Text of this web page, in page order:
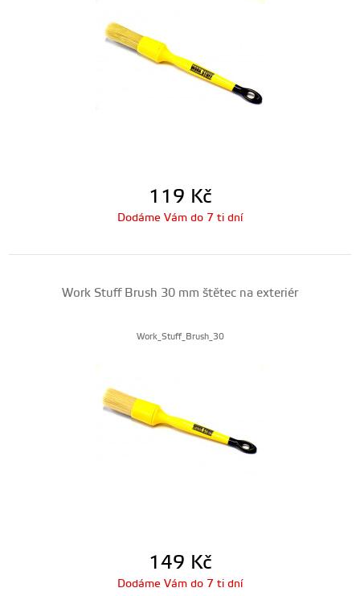
119 Kč
Dodáme Vám do 7 ti dní
Work Stuff Brush 30 mm štětec na exteriér
Work_Stuff_Brush_30
149 Kč
Dodáme Vám do 7 ti dní